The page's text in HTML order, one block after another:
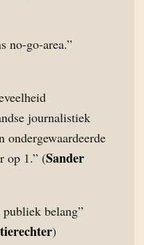
no-go-area.”
journalistiek
ondergewaardeerde
op 1.” (Sander
belang”
)